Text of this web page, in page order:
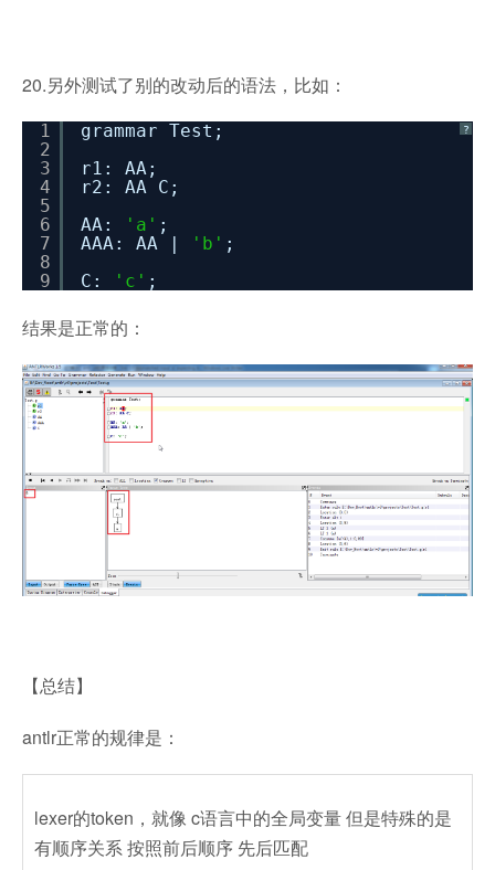
20.另外测试了别的改动后的语法，比如：
?
1
2
3
4
5
6
7
8
9
grammar Test;
r1: AA;
r2: AA C;
AA:
'a' ;
AAA: AA |
'b' ;
C:
'c' ;
结果是正常的：
【总结】
antlr正常的规律是：
lexer的token，就像 c语言中的全局变量 但是特殊的是
有顺序关系 按照前后顺序 先后匹配